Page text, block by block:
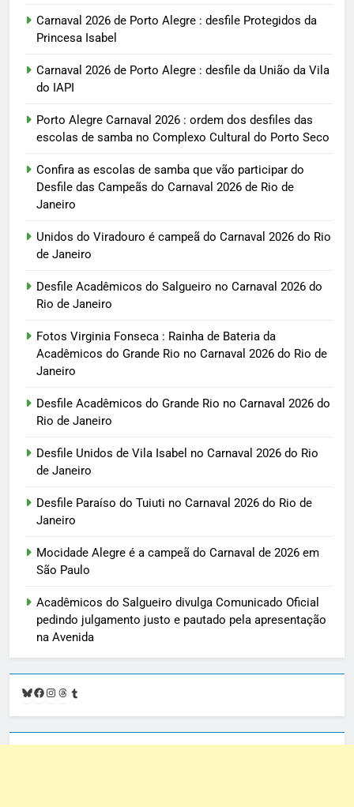
Carnaval 2026 de Porto Alegre : desfile Protegidos da
Princesa Isabel
Carnaval 2026 de Porto Alegre : desfile da União da Vila
do IAPI
Porto Alegre Carnaval 2026 : ordem dos desfiles das
escolas de samba no Complexo Cultural do Porto Seco
Confira as escolas de samba que vão participar do
Desfile das Campeãs do Carnaval 2026 de Rio de
Janeiro
Unidos do Viradouro é campeã do Carnaval 2026 do Rio
de Janeiro
Desfile Acadêmicos do Salgueiro no Carnaval 2026 do
Rio de Janeiro
Fotos Virginia Fonseca : Rainha de Bateria da
Acadêmicos do Grande Rio no Carnaval 2026 do Rio de
Janeiro
Desfile Acadêmicos do Grande Rio no Carnaval 2026 do
Rio de Janeiro
Desfile Unidos de Vila Isabel no Carnaval 2026 do Rio
de Janeiro
Desfile Paraíso do Tuiuti no Carnaval 2026 do Rio de
Janeiro
Mocidade Alegre é a campeã do Carnaval de 2026 em
São Paulo
Acadêmicos do Salgueiro divulga Comunicado Oficial
pedindo julgamento justo e pautado pela apresentação
na Avenida
Bluesky
Facebook
Instagram
Threads